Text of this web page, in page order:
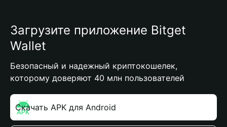
Загрузите приложение Bitget
Wallet
Безопасный и надежный криптокошелек,
которому доверяют 40 млн пользователей
Скачать APK для Android